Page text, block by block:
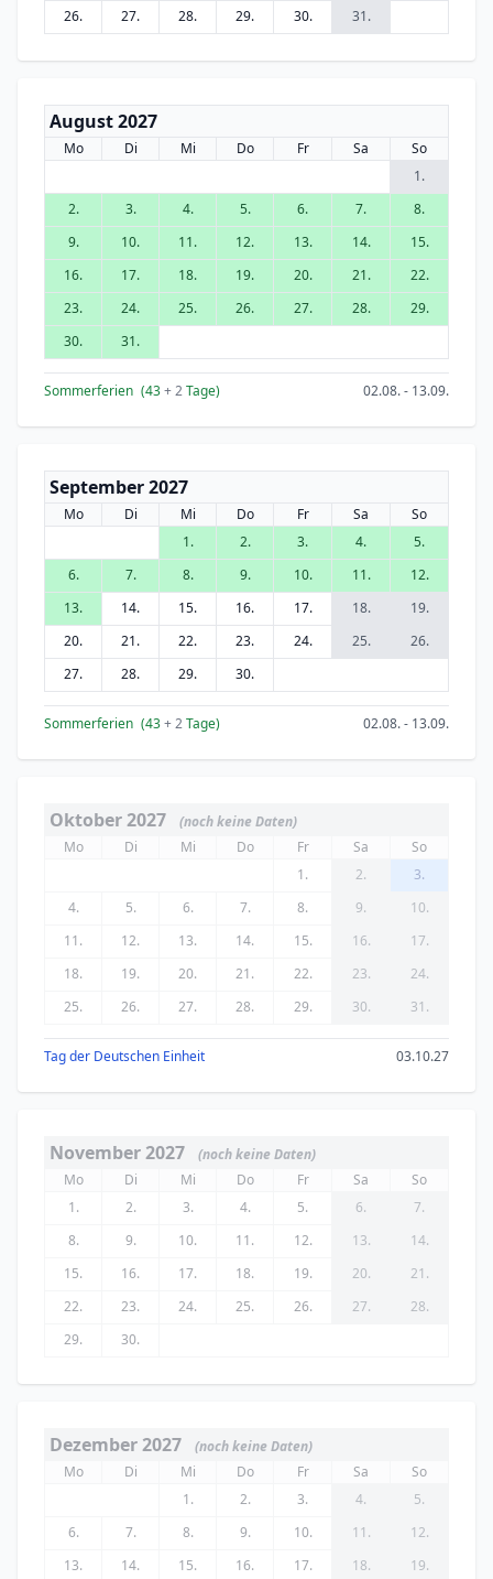
26.
27. 28. 29. 30. 31.
August 2027
Mo Di Mi Do Fr Sa
So
1.
2.
3. 4. 5. 6. 7.
8.
9.
10. 11. 12. 13. 14.
15.
16.
17. 18. 19. 20. 21.
22.
23.
24. 25. 26. 27. 28.
29.
30.
31.
Sommerferien (43+ 2Tage) 02.08. - 13.09.
September 2027
Mo Di Mi Do Fr Sa
So
1.
2. 3. 4.
5.
6.
7. 8. 9. 10. 11.
12.
13.
14. 15. 16. 17. 18.
19.
20.
21. 22. 23. 24. 25.
26.
27.
28. 29. 30.
Sommerferien (43+ 2Tage) 02.08. - 13.09.
Oktober 2027
(noch keine Daten)
Mo
Di Mi Do Fr Sa
So
1.
2.
3.
4.
5. 6. 7. 8. 9.
10.
11.
12. 13. 14. 15. 16.
17.
18.
19. 20. 21. 22. 23.
24.
25.
26. 27. 28. 29. 30. 31.
Tag der Deutschen Einheit 03.10.27
November 2027
(noch keine Daten)
Mo
Di Mi Do Fr Sa
So
1.
2. 3. 4. 5. 6.
7.
8.
9. 10. 11. 12. 13.
14.
15.
16. 17. 18. 19. 20.
21.
22.
23. 24. 25. 26. 27.
28.
29.
30.
Dezember 2027
(noch keine Daten)
Mo
Di Mi Do Fr Sa
So
1.
2. 3. 4.
5.
6.
7. 8. 9. 10. 11.
12.
13.
14. 15. 16. 17. 18.
19.